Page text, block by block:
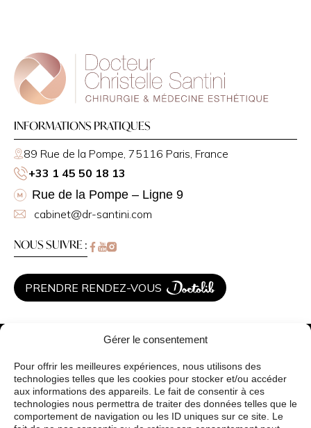
Gérer le consentement
Pour offrir les meilleures expériences, nous utilisons des
technologies telles que les cookies pour stocker et/ou accéder
aux informations des appareils. Le fait de consentir à ces
technologies nous permettra de traiter des données telles que le
comportement de navigation ou les ID uniques sur ce site. Le
INFORMATIONS PRATIQUES
89 Rue de la Pompe, 75116 Paris, France
+33 1 45 50 18 13
Rue de la Pompe – Ligne 9
cabinet@dr-santini.com
NOUS SUIVRE :
PRENDRE RENDEZ-VOUS
Dr Christelle Santini
Médecine esthétique
Traitements de peau
Vos besoins
Avants / Après
Blog